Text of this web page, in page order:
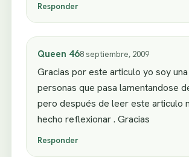
Responder
Queen 468 septiembre, 2009
Gracias por este articulo yo soy
personas que pasa lamentandose
pero después de leer este articulo
hecho reflexionar . Gracias
Responder